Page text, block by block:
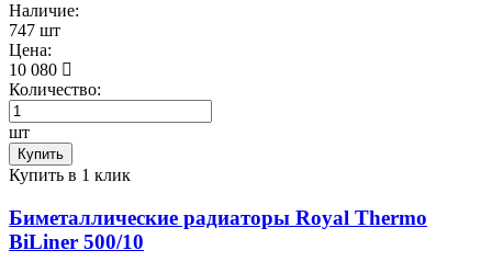
Наличие:
747 шт
Цена:
10 080
Количество:
шт
Купить
Купить в 1 клик
Биметаллические радиаторы Royal Thermo
BiLiner 500/10